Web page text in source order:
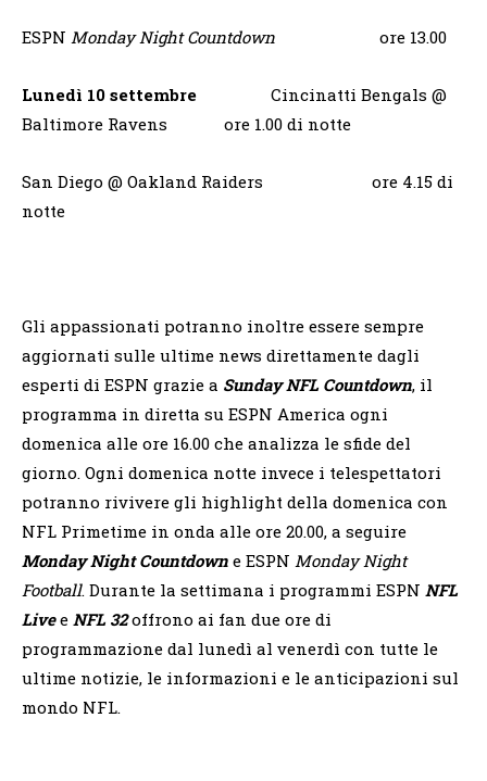
ESPN Monday Night Countdown ore 13.00
Lunedì 10 settembre Cincinatti Bengals @
Baltimore Ravens ore 1.00 di notte
San Diego @ Oakland Raiders ore 4.15 di
notte
Gli appassionati potranno inoltre essere sempre
aggiornati sulle ultime news direttamente dagli
esperti di ESPN grazie a Sunday NFL Countdown, il
programma in diretta su ESPN America ogni
domenica alle ore 16.00 che analizza le sfide del
giorno. Ogni domenica notte invece i telespettatori
potranno rivivere gli highlight della domenica con
NFL Primetime in onda alle ore 20.00, a seguire
Monday Night Countdown e ESPN Monday Night
Football. Durante la settimana i programmi ESPN NFL
Livee NFL 32offrono ai fan due ore di
programmazione dal lunedì al venerdì con tutte le
ultime notizie, le informazioni e le anticipazioni sul
mondo NFL.